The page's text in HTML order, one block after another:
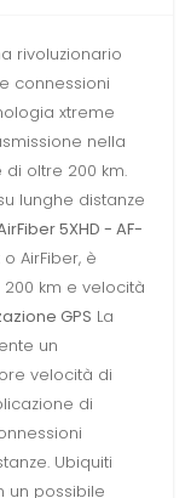
rivoluzionario
connessioni
xtreme
nella
oltre 200 km.
lunghe distanze
5XHD - AF-
AirFiber, è
km e velocità
GPS La
un
velocità di
di
Ubiquiti
un possibile